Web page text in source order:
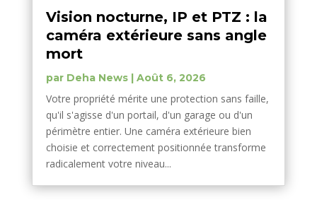
Vision nocturne, IP et PTZ : la
caméra extérieure sans angle
mort
par Deha News| Août 6, 2026
Votre propriété mérite une protection sans faille,
qu'il s'agisse d'un portail, d'un garage ou d'un
périmètre entier. Une caméra extérieure bien
choisie et correctement positionnée transforme
radicalement votre niveau...